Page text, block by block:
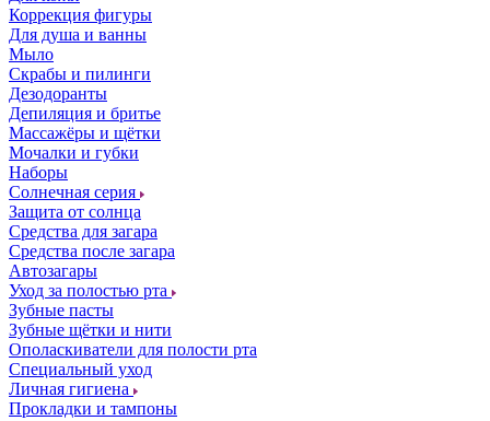
Коррекция фигуры
Для душа и ванны
Мыло
Скрабы и пилинги
Дезодоранты
Депиляция и бритье
Массажёры и щётки
Мочалки и губки
Наборы
Солнечная серия
Защита от солнца
Средства для загара
Средства после загара
Автозагары
Уход за полостью рта
Зубные пасты
Зубные щётки и нити
Ополаскиватели для полости рта
Специальный уход
Личная гигиена
Прокладки и тампоны